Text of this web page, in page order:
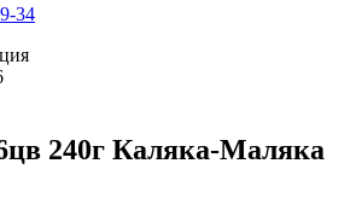
34
240г Каляка-Маляка